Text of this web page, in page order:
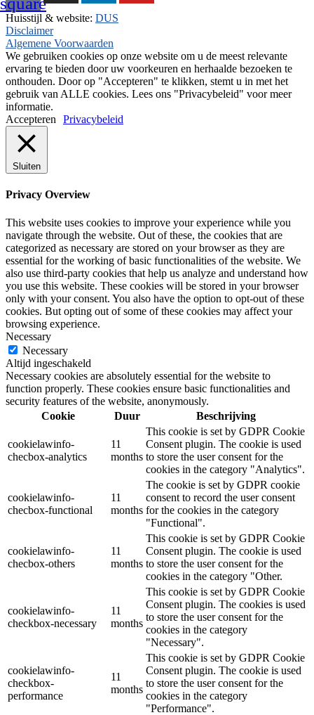
Huisstijl & website: DUS
Disclaimer
Algemene Voorwaarden
We gebruiken cookies op onze website om u de meest relevante
ervaring te bieden door uw voorkeuren en herhaalde bezoeken te
onthouden. Door op "Accepteren" te klikken, stemt u in met het
gebruik van ALLE cookies. Lees ons "Privacybeleid" voor meer
informatie.
Accepteren
Privacybeleid
Sluiten
Privacy Overview
This website uses cookies to improve your experience while you
navigate through the website. Out of these, the cookies that are
categorized as necessary are stored on your browser as they are
essential for the working of basic functionalities of the website. We
also use third-party cookies that help us analyze and understand how
you use this website. These cookies will be stored in your browser
only with your consent. You also have the option to opt-out of these
cookies. But opting out of some of these cookies may affect your
browsing experience.
Necessary
Necessary
Altijd ingeschakeld
Necessary cookies are absolutely essential for the website to
function properly. These cookies ensure basic functionalities and
security features of the website, anonymously.
Cookie
Duur Beschrijving
cookielawinfo-
checbox-analytics
11
months
This cookie is set by GDPR Cookie
Consent plugin. The cookie is used
to store the user consent for the
cookies in the category "Analytics".
cookielawinfo-
checbox-functional
11
months
The cookie is set by GDPR cookie
consent to record the user consent
for the cookies in the category
"Functional".
cookielawinfo-
checbox-others
11
months
This cookie is set by GDPR Cookie
Consent plugin. The cookie is used
to store the user consent for the
cookies in the category "Other.
cookielawinfo-
checkbox-necessary
11
months
This cookie is set by GDPR Cookie
Consent plugin. The cookies is used
to store the user consent for the
cookies in the category
"Necessary".
cookielawinfo-
checkbox-
performance
11
months
This cookie is set by GDPR Cookie
Consent plugin. The cookie is used
to store the user consent for the
cookies in the category
"Performance".